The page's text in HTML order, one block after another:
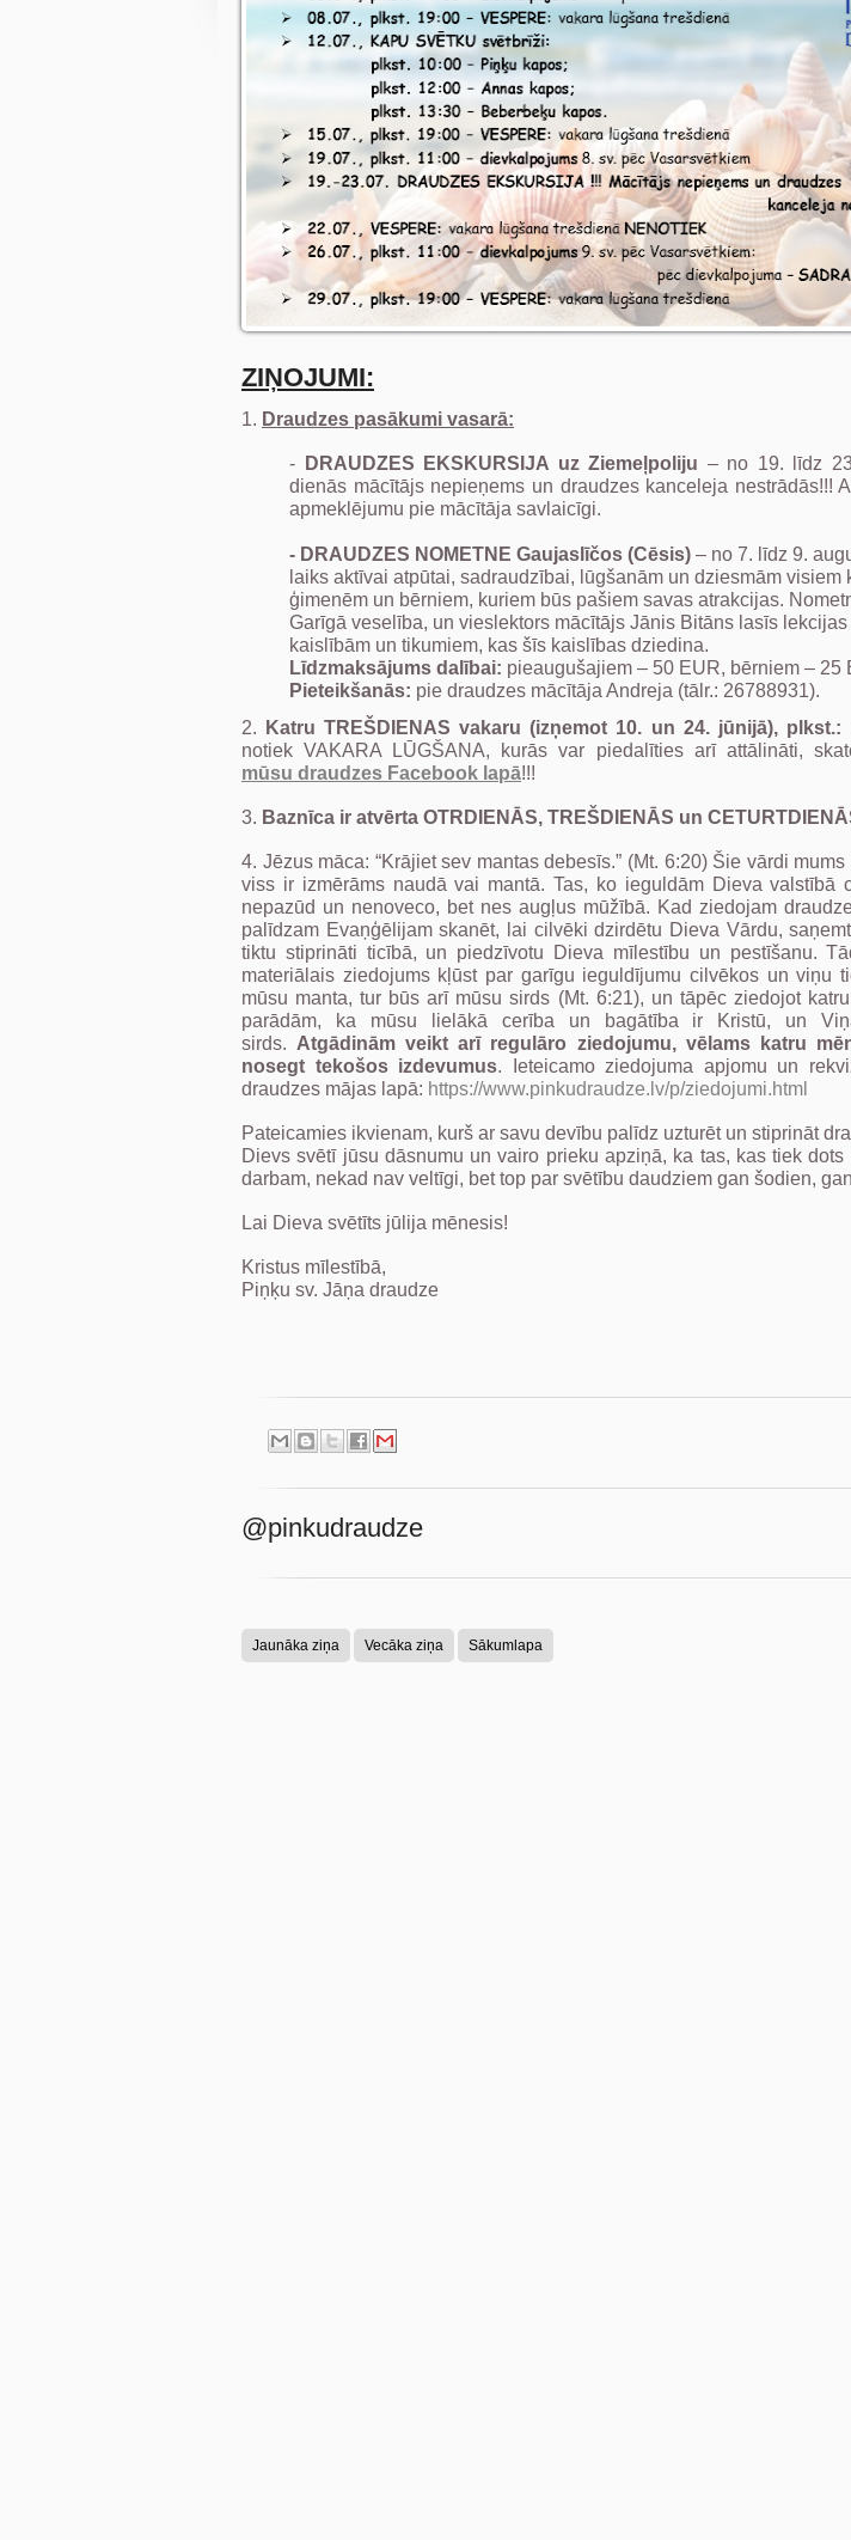
ZIŅOJUMI:
1. Draudzes pasākumi vasarā:
- DRAUDZES EKSKURSIJA uz Ziemeļpoliju – no 19. līdz
dienās mācītājs nepieņems un draudzes kanceleja nestrādās!!!
apmeklējumu pie mācītāja savlaicīgi.
- DRAUDZES NOMETNE Gaujaslīčos (Cēsis) – no 7. līdz 9.
laiks aktīvai atpūtai, sadraudzībai, lūgšanām un dziesmām visiem
ģimenēm un bērniem, kuriem būs pašiem savas atrakcijas.
Garīgā veselība, un vieslektors mācītājs Jānis Bitāns lasīs
kaislībām un tikumiem, kas šīs kaislības dziedina.
Līdzmaksājums dalībai: pieaugušajiem – 50 EUR, bērniem – 25
Pieteikšanās: pie draudzes mācītāja Andreja (tālr.: 26788931).
2.
Katru TREŠDIENAS vakaru (izņemot 10. un 24. jūnijā), plkst.:
notiek VAKARA LŪGŠANA, kurās var piedalīties arī attālināti,
mūsu draudzes Facebook lapā!!!
3. Baznīca ir atvērta OTRDIENĀS, TREŠDIENĀS un
4. Jēzus māca: “Krājiet sev mantas debesīs.” (Mt. 6:20) Šie vārdi
viss ir izmērāms naudā vai mantā. Tas, ko ieguldām Dieva valstībā
nepazūd un nenoveco, bet nes augļus mūžībā. Kad ziedojam
palīdzam Evaņģēlijam skanēt, lai cilvēki dzirdētu Dieva Vārdu,
tiktu stiprināti ticībā, un piedzīvotu Dieva mīlestību un pestīšanu.
materiālais ziedojums kļūst par garīgu ieguldījumu cilvēkos un viņu
mūsu manta, tur būs arī mūsu sirds (Mt. 6:21), un tāpēc ziedojot
parādām, ka mūsu lielākā cerība un bagātība ir Kristū, un
sirds.Atgādinām veikt arī regulāro ziedojumu, vēlams katru
nosegt tekošos izdevumus. Ieteicamo ziedojuma apjomu un
draudzes mājas lapā: https://www.pinkudraudze.lv/p/ziedojumi.html
Pateicamies ikvienam, kurš ar savu devību palīdz uzturēt un stiprināt
Dievs svētī jūsu dāsnumu un vairo prieku apziņā, ka tas, kas tiek
darbam, nekad nav veltīgi, bet top par svētību daudziem gan šodien,
Lai Dieva svētīts jūlija mēnesis!
Kristus mīlestībā,
Piņķu sv. Jāņa draudze
@pinkudraudze
Jaunāka ziņa Vecāka ziņa Sākumlapa